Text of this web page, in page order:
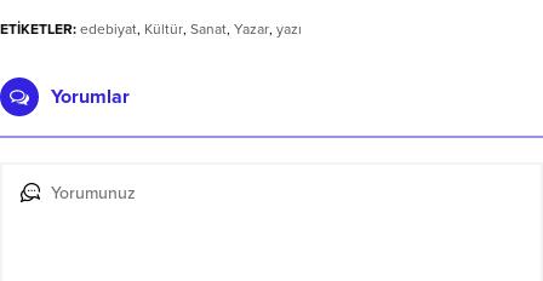
ETİKETLER: edebiyat, Kültür, Sanat, Yazar, yazı
Yorumlar